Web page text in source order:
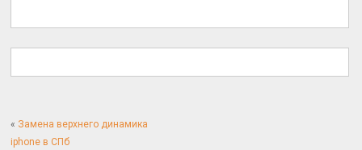
« Замена верхнего динамика
iphone в СПб